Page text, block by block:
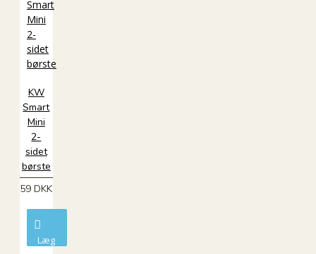
KW
Smart
Mini
2-
sidet
børste
59 DKK
Læg